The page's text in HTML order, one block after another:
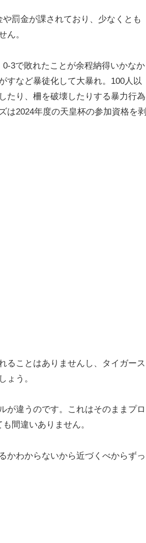
罰金が課されており、少なくとも
ん。
3で敗れたことが余程納得いかなか
すなど暴徒化して大暴れ。100人以
たり、柵を破壊したりする暴力行為
は2024年度の天皇杯の参加資格を剥
ることはありませんし、タイガース
ょう。
が違うのです。これはそのままプロ
間違いありません。
かわからないから近づくべからずっ